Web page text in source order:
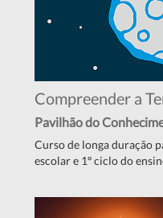
Compreender a
Pavilhão do
Curso de longa duração
escolar e 1º ciclo do